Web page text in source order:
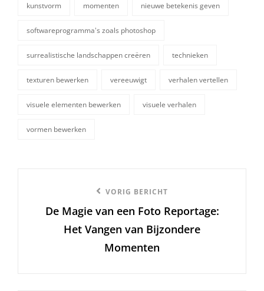
tags,kunstvorm momenten nieuwe betekenis geven
softwareprogramma's zoals photoshop
surrealistische landschappen creëren technieken
texturen bewerken vereeuwigt verhalen vertellen
visuele elementen bewerken visuele verhalen
vormen bewerken
bericht
VORIG BERICHT
De Magie van een Foto Reportage:
Het Vangen van Bijzondere
Momenten